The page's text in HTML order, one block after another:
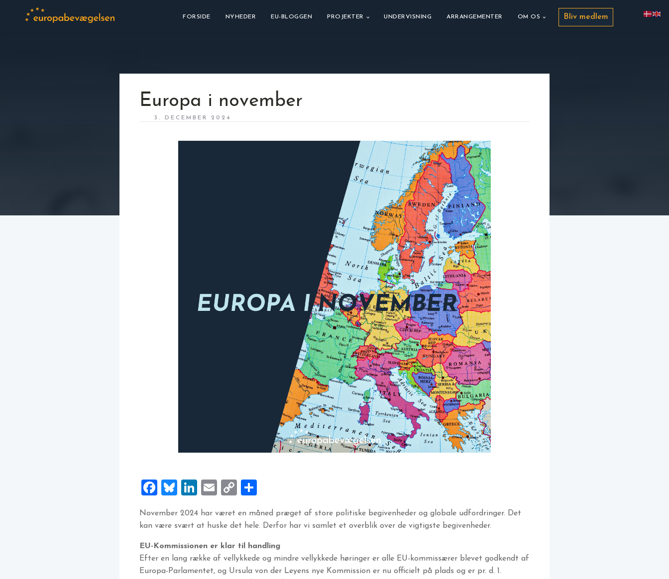
FORSIDE NYHEDER EU-BLOGGEN PROJEKTER UNDERVISNING ARRANGEMENTER OM OS Bliv medlem
Europa i november
3. DECEMBER 2024
Facebook
Bluesky
LinkedIn
EmailCopy
November 2024 har været en måned præget af store politiske begivenheder og globale udfordringer. Det
kan være svært at huske det hele. Derfor har vi samlet et overblik over de vigtigste begivenheder.
EU-Kommissionen er klar til handling
Efter en lang række af vellykkede og mindre vellykkede høringer er alle EU-kommissærer blevet godkendt af
Europa-Parlamentet, og Ursula von der Leyens nye Kommission er nu officielt på plads og er pr. d. 1.